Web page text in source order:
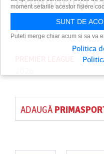
pentru titlu
ADAUGĂ
moment setarile acestor fisiere
SUNT DE
Puteti merge chiar acum si sa va
Politica